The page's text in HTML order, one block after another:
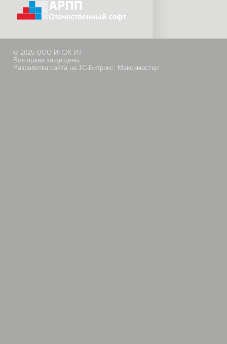
© 2025 ООО ИНЭК-ИТ
Все права защищены
Разработка сайта на 1С-Битрикс: Максимастер